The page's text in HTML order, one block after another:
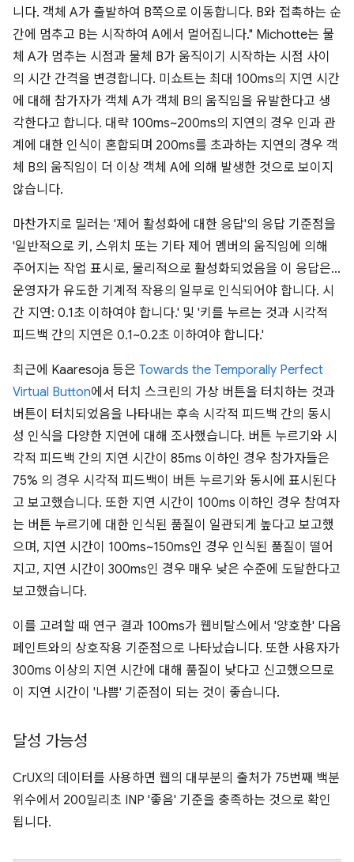
니다. 객체 A가 출발하여 B쪽으로 이동합니다. B와 접촉하는 순
간에 멈추고 B는 시작하여 A에서 멀어집니다." Michotte는 물
체 A가 멈추는 시점과 물체 B가 움직이기 시작하는 시점 사이
의 시간 간격을 변경합니다. 미쇼트는 최대 100ms의 지연 시간
에 대해 참가자가 객체 A가 객체 B의 움직임을 유발한다고 생
각한다고 합니다. 대략 100ms~200ms의 지연의 경우 인과 관
계에 대한 인식이 혼합되며 200ms를 초과하는 지연의 경우 객
체 B의 움직임이 더 이상 객체 A에 의해 발생한 것으로 보이지
않습니다.
마찬가지로 밀러는 '제어 활성화에 대한 응답'의 응답 기준점을
'일반적으로 키, 스위치 또는 기타 제어 멤버의 움직임에 의해
주어지는 작업 표시로, 물리적으로 활성화되었음을 이 응답은…
운영자가 유도한 기계적 작용의 일부로 인식되어야 합니다. 시
간 지연: 0.1초 이하여야 합니다.' 및 '키를 누르는 것과 시각적
피드백 간의 지연은 0.1~0.2초 이하여야 합니다.'
최근에 Kaaresoja 등은 Towards the Temporally Perfect
Virtual Button에서 터치 스크린의 가상 버튼을 터치하는 것과
버튼이 터치되었음을 나타내는 후속 시각적 피드백 간의 동시
성 인식을 다양한 지연에 대해 조사했습니다. 버튼 누르기와 시
각적 피드백 간의 지연 시간이 85ms 이하인 경우 참가자들은
75% 의 경우 시각적 피드백이 버튼 누르기와 동시에 표시된다
고 보고했습니다. 또한 지연 시간이 100ms 이하인 경우 참여자
는 버튼 누르기에 대한 인식된 품질이 일관되게 높다고 보고했
으며, 지연 시간이 100ms~150ms인 경우 인식된 품질이 떨어
지고, 지연 시간이 300ms인 경우 매우 낮은 수준에 도달한다고
보고했습니다.
이를 고려할 때 연구 결과 100ms가 웹비탈스에서 '양호한' 다음
페인트와의 상호작용 기준점으로 나타났습니다. 또한 사용자가
300ms 이상의 지연 시간에 대해 품질이 낮다고 신고했으므로
이 지연 시간이 '나쁨' 기준점이 되는 것이 좋습니다.
달성 가능성
CrUX의 데이터를 사용하면 웹의 대부분의 출처가 75번째 백분
위수에서 200밀리초 INP '좋음' 기준을 충족하는 것으로 확인
됩니다.